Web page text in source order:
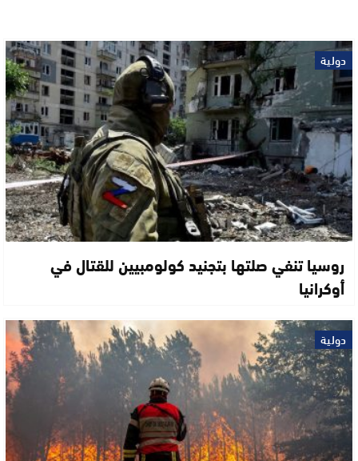
دولية
روسيا تنفي صلتها بتجنيد كولومبيين للقتال في
أوكرانيا
دولية